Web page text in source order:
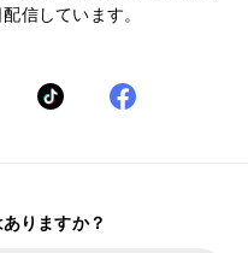
信しています。
りますか？